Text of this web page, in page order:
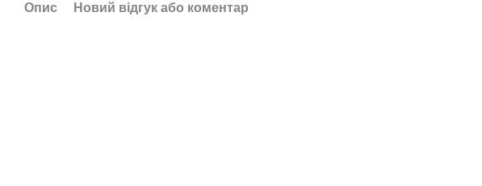
Опис Новий відгук або коментар